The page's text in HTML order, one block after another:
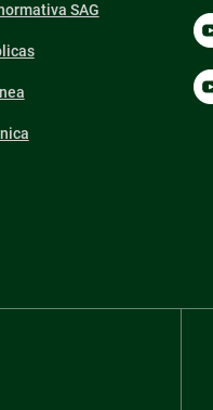
SAG